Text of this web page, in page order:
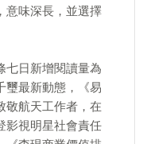
意味深長，並選擇
七日新增閱讀量為
璽最新動態，《易
敬航天工作者，在
影視明星社會責任